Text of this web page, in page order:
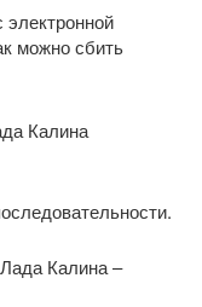
можно сбить
Калина
Калина –